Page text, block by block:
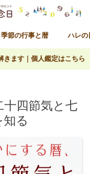
季節の行事と暦 ハレの
きます｜個人鑑定はこちら
四節気と七
る